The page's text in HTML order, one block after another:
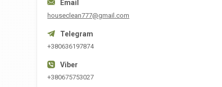
houseclean777@gmail.com
+380636197874
+380675753027